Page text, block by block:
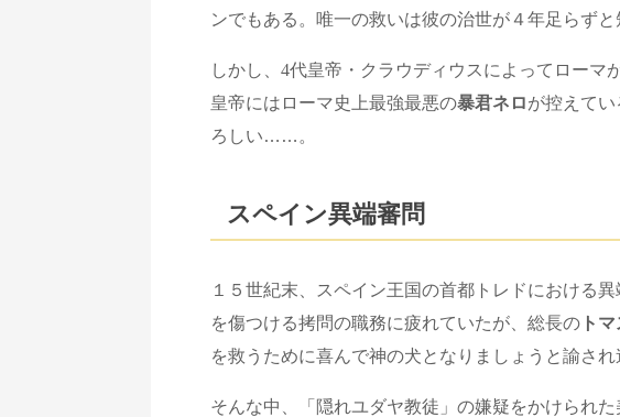
ンでもある。唯一の救いは彼の治世が４年足らずと
しかし、 4代皇帝・クラウディウスによってローマ
皇帝にはローマ史上最強最悪の暴君ネロが控えて
ろしい……。
スペイン異端審問
１５世紀末、スペイン王国の首都トレドにおける異
を傷つける拷問の職務に疲れていたが、総長のトマ
を救うために喜んで神の犬となりましょうと諭され
そんな中、「隠れユダヤ教徒」の嫌疑をかけられた